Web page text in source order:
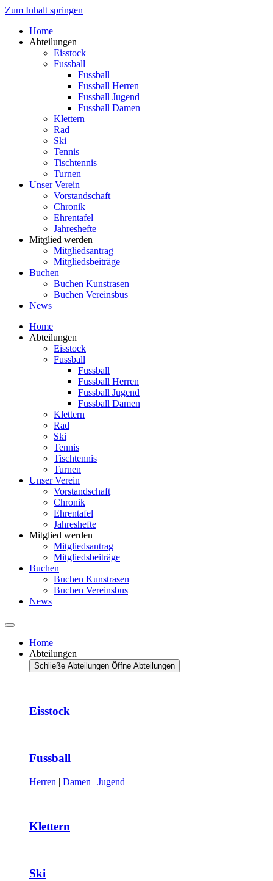
Zum Inhalt springen
Home
Abteilungen
Eisstock
Fussball
Fussball
Fussball Herren
Fussball Jugend
Fussball Damen
Klettern
Rad
Ski
Tennis
Tischtennis
Turnen
Unser Verein
Vorstandschaft
Chronik
Ehrentafel
Jahreshefte
Mitglied werden
Mitgliedsantrag
Mitgliedsbeiträge
Buchen
Buchen Kunstrasen
Buchen Vereinsbus
News
Home
Abteilungen
Eisstock
Fussball
Fussball
Fussball Herren
Fussball Jugend
Fussball Damen
Klettern
Rad
Ski
Tennis
Tischtennis
Turnen
Unser Verein
Vorstandschaft
Chronik
Ehrentafel
Jahreshefte
Mitglied werden
Mitgliedsantrag
Mitgliedsbeiträge
Buchen
Buchen Kunstrasen
Buchen Vereinsbus
News
Home
Abteilungen
Schließe Abteilungen Öffne Abteilungen
Eisstock
Fussball
Herren | Damen | Jugend
Klettern
Ski